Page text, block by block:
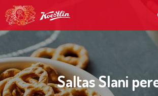
Saltas Slani